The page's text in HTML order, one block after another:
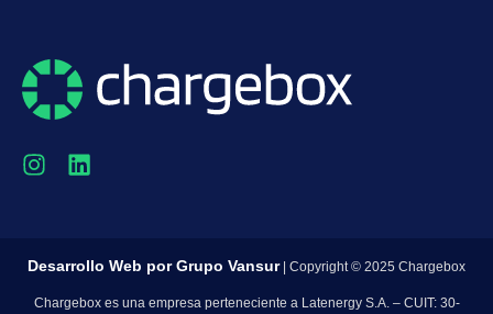
Desarrollo Web porGrupo Vansur| Copyright © 2025 Chargebox
Chargebox es una empresa perteneciente a Latenergy S.A. – CUIT: 30-